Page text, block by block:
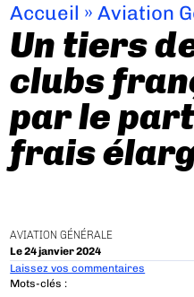
Accueil »Aviation
Un tiers
clubs
par le
frais
AVIATION GÉNÉRALE
Le 24 janvier 2024
Laissez vos commentaires
Mots-clés :